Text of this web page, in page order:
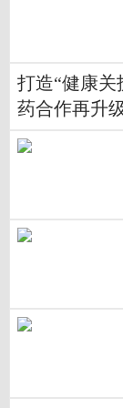
打造“健康关
药合作再升